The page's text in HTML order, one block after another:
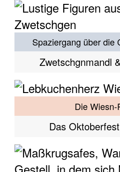
Spaziergang über die
Zwetschgnmandl
Die Wiesn-
Das